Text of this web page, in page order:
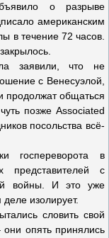
о разрыве
американским
в течение 72 часов.
заявили, что не
с Венесуэлой,
продолжат общаться
позже Associated
посольства всё-
госпереворота в
представителей с
войны. И это уже
изолирует.
словить свой
опять принялись